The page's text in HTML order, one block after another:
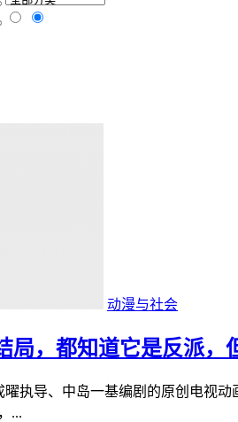
动漫与社会
局，都知道它是反派，
曜执导、中岛一基编剧的原创电视
...